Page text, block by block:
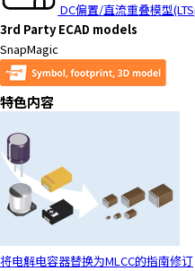
DC偏置/直流重叠模型
3rd Party ECAD models
SnapMagic
特色内容
将电解电容器替换为MLCC的指南修订